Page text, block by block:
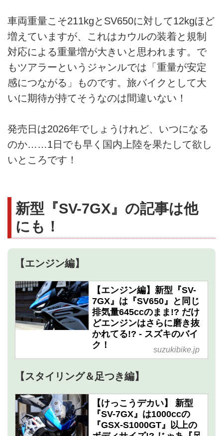
車両重量こそ211kgとSV650に対して12kgほど
増えていますが、これはカウルの装着と規制
対応による重量増が大きいと思われます。で
もツアラーというジャンルでは「重量が安定
感につながる」ものです。旅バイクとして大
いに期待が持てそうなのは間違いない！
発売日は2026年でしょうけれど、いつになる
のか……1日でも早く国内上陸を果たして欲し
いところです！
新型『SV-7GX』の記事は他
にも！
【エンジン編】
【エンジン編】新型『SV-
7GX』は『SV650』と同じ
排気量645ccのまま!? だけ
どエンジンはさらに磨き抜
かれてる!? - スズキのバイ
ク！
suzukibike.jp
【スタイリング＆足つき編】
【けっこうデカい】 新型
『SV-7GX』は1000ccの
『GSX-S1000GT』以上の